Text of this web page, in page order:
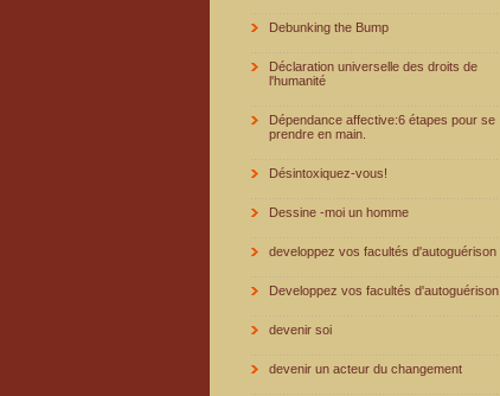
Debunking the Bump
Déclaration universelle des droits de
l'humanité
Dépendance affective:6 étapes pour se
prendre en main.
Désintoxiquez-vous!
Dessine -moi un homme
developpez vos facultés d'autoguérison
Developpez vos facultés d'autoguérison
devenir soi
devenir un acteur du changement